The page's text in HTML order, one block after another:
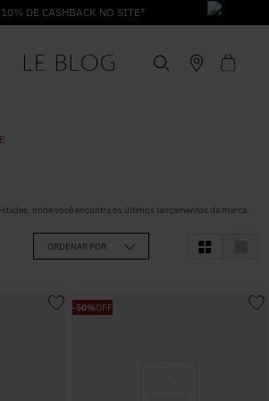
10% DE CASHBACK NO SITE*
onde você encontra os últimos lançamentos da marca.
ORDENAR POR
-50%OFF